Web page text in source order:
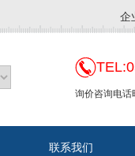
企
询价咨询电
联系我们